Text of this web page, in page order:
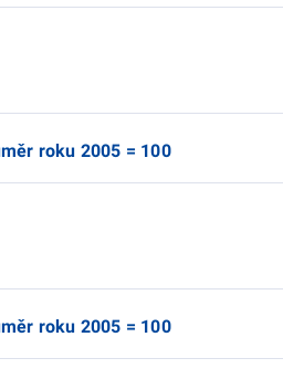
roku 2005 = 100
roku 2005 = 100